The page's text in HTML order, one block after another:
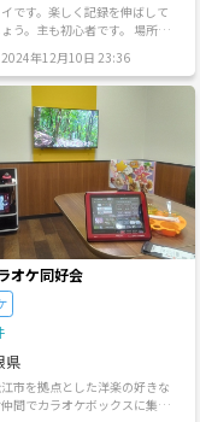
個別トークで異性を追加した
トラブルの元なのでまずは私
ください。関係性が出来てい
交換する分には問題ないで
酒は不可となります。 投稿者
です。楽しく記録を伸ばして
う。主も初心者です。 場所は
などは相談して決めます。 モ
ちらです。 「早く行きたけれ
」 （If you want to go fast, go alo
want to go far, go together)
年12月10日 23:36
オケ同好会
県
市を拠点とした洋楽の好きな
間でカラオケボックスに集っ